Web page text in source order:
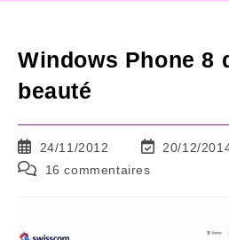
Windows Phone 8
beauté
Publication
publiée :
24/11/2012
Dernière
20/12/
Commentaires
16 commentaires